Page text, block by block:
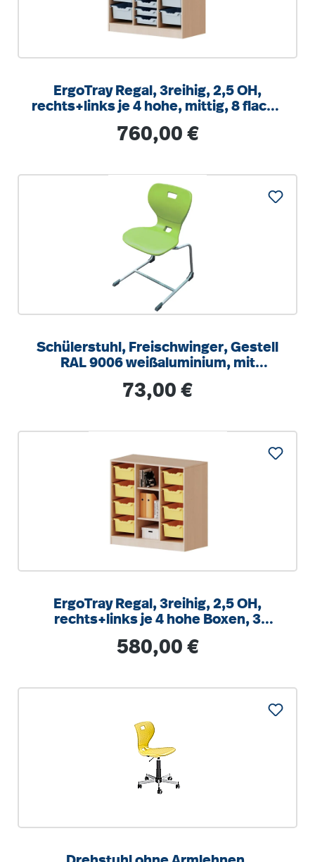
ErgoTray Regal, 3reihig, 2,5 OH,
rechts+links je 4 hohe, mittig, 8 flache
Regulärer Preis:
760,00 €
Schülerstuhl, Freischwinger, Gestell
RAL 9006 weißaluminium, mit
Regulärer Preis:
73,00 €
ErgoTray Regal, 3reihig, 2,5 OH,
rechts+links je 4 hohe Boxen, 3
B/H/T104,5x100x40cm
Regulärer Preis:
580,00 €